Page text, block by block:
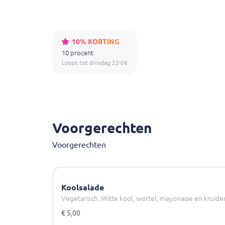
10% KORTING
10 procent
Loopt tot dinsdag 22-06
Voorgerechten
Voorgerechten
Koolsalade
Vegetarisch. Witte kool, wortel, mayonaise en
€ 5,00